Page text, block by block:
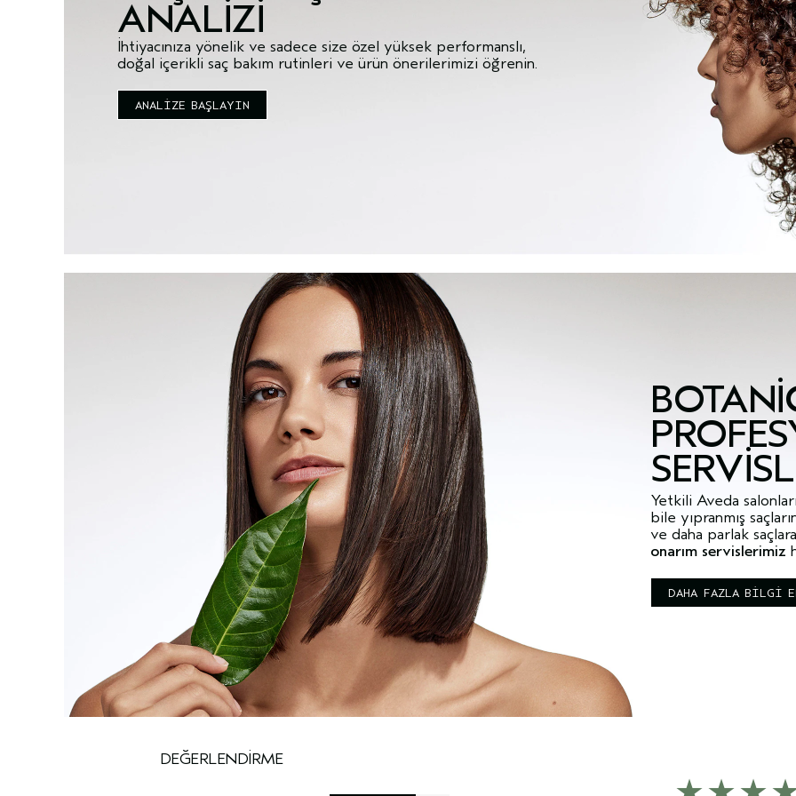
ANALIZI
İhtiyacınıza yönelik ve sadece size özel yüksek performanslı,
doğal içerikli saç bakım rutinleri ve ürün önerilerimizi öğrenin.
ANALİZE BAŞLAYIN
Yetkili Aveda
bile yıpranmış
ve daha parlak
onarım servislerimiz
DAHA FAZLA BİLGİ
DEĞERLENDIRME